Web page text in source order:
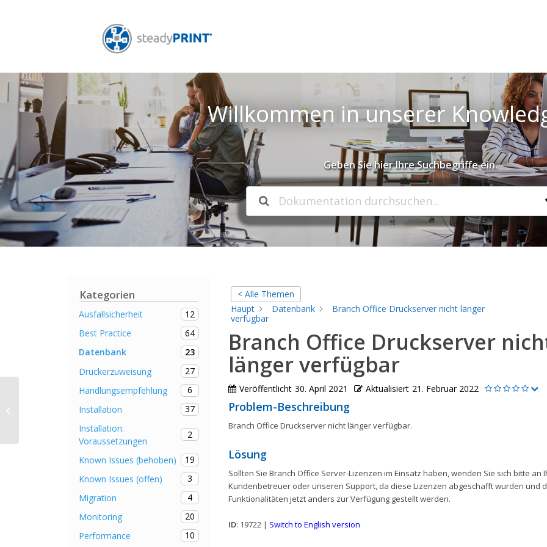
Willkommen in unserer
Geben Sie hier Ihre Suchbegriffe ein.
Kategorien
Ausfallsicherheit
12
Best Practice
64
Datenbank
23
Druckerzuweisung
27
Handlungsempfehlung
6
Installation
37
Installation:
Voraussetzungen
2
Known Issues (behoben)
19
Known Issues (offen)
3
Migration
4
Monitoring
20
Performance
10
< Alle Themen
Haupt
Datenbank
Branch Office Druckserver nicht länger
verfügbar
Branch Office Druckserver
länger verfügbar
Veröffentlicht 30. April 2021 Aktualisiert 21. Februar 2022
Problem-Beschreibung
Branch Office Druckserver nicht länger verfügbar.
Lösung
Sollten Sie Branch Office Server-Lizenzen im Einsatz haben, wenden Sie sich bitte an
Kundenbetreuer oder unseren Support, da diese Lizenzen abgeschafft wurden und
Funktionalitäten jetzt anders zur Verfügung gestellt werden.
ID: 19722 | Switch to English version
auf Basis vom FQDN